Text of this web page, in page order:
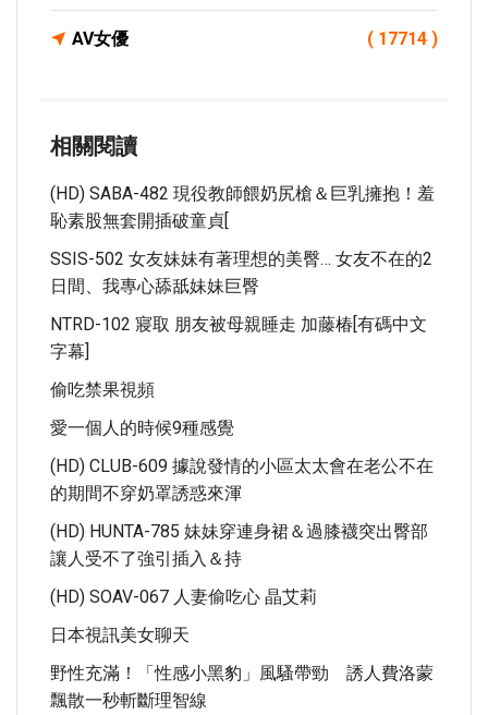
AV女優 ( 17714 )
相關閱讀
(HD) SABA-482 現役教師餵奶尻槍＆巨乳擁抱！羞
恥素股無套開插破童貞[
SSIS-502 女友妹妹有著理想的美臀… 女友不在的2
日間、我專心舔舐妹妹巨臀
NTRD-102 寢取 朋友被母親睡走 加藤椿[有碼中文
字幕]
偷吃禁果視頻
愛一個人的時候9種感覺
(HD) CLUB-609 據說發情的小區太太會在老公不在
的期間不穿奶罩誘惑來渾
(HD) HUNTA-785 妹妹穿連身裙＆過膝襪突出臀部
讓人受不了強引插入＆持
(HD) SOAV-067 人妻偷吃心 晶艾莉
日本視訊美女聊天
野性充滿！「性感小黑豹」風騷帶勁 誘人費洛蒙
飄散一秒斬斷理智線